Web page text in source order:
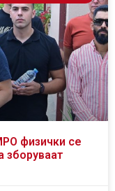
физички се
зборуваат